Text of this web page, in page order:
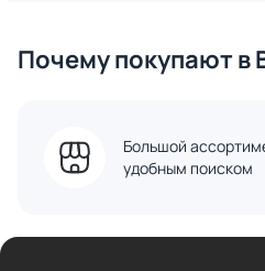
Почему покупают в
Большой
удобным поиском